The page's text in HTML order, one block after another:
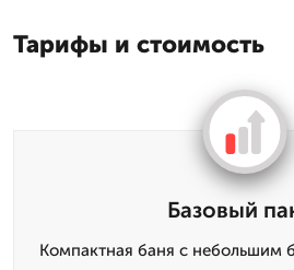
Тарифы и стоимость
Базовый
Компактная баня с небольшим